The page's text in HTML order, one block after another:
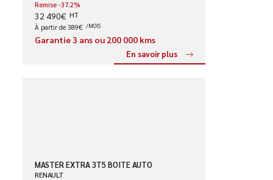
Remise -37.2%
32 490€ HT
À partir de 389€ /MOIS
Garantie 3 ans ou 200 000 kms
En savoir plus
MASTER EXTRA 3T5 BOITE AUTO
RENAULT